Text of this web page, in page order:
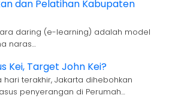
dan Pelatihan Kabupaten
daring (e-learning) adalah model
naras…
Kei, Target John Kei?
hari terakhir, Jakarta dihebohkan
penyerangan di Perumah…